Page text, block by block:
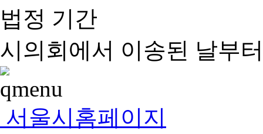
법정 기간
시의회에서 이송된 날부
서울시홈페이지